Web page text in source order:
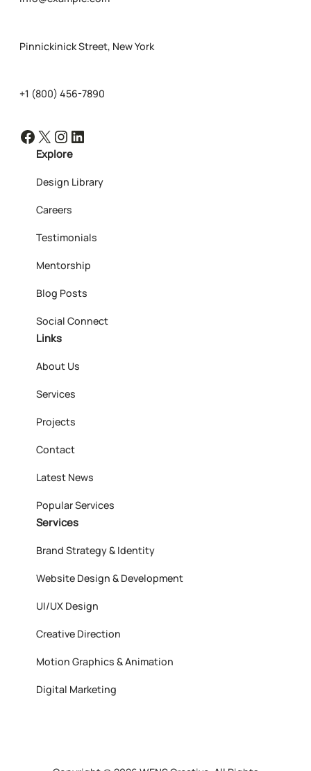
Pinnickinick Street, New York
+1 (800) 456-7890
Facebook X Instagram LinkedIn
Explore
Design Library
Careers
Testimonials
Mentorship
Blog Posts
Social Connect
Links
About Us
Services
Projects
Contact
Latest News
Popular Services
Services
Brand Strategy & Identity
Website Design & Development
UI/UX Design
Creative Direction
Motion Graphics & Animation
Digital Marketing